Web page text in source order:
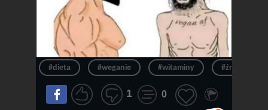
#dieta #weganie #witaminy #źródło
1 0